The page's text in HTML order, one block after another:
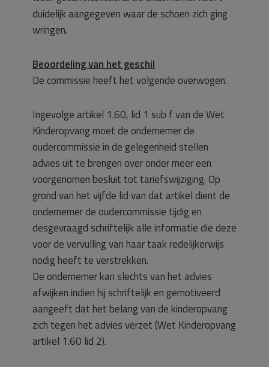
duidelijk aangegeven waar de schoen zich ging
wringen.
Beoordeling van het geschil
De commissie heeft het volgende overwogen.
Ingevolge artikel 1.60, lid 1 sub f van de Wet
Kinderopvang moet de ondernemer de
oudercommissie in de gelegenheid stellen
advies uit te brengen over onder meer een
voorgenomen besluit tot tariefswijziging. Op
grond van het vijfde lid van dat artikel dient de
ondernemer de oudercommissie tijdig en
desgevraagd schriftelijk alle informatie die deze
voor de vervulling van haar taak redelijkerwijs
nodig heeft te verstrekken.
De ondernemer kan slechts van het advies
afwijken indien hij schriftelijk en gemotiveerd
aangeeft dat het belang van de kinderopvang
zich tegen het advies verzet (Wet Kinderopvang
artikel 1.60 lid 2).